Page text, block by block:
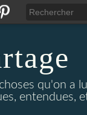
qu'on a
entendues,